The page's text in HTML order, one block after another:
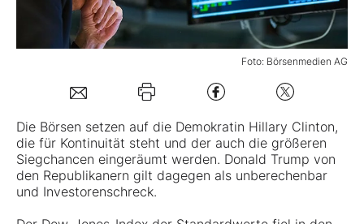
Mein Konto
Folgen Sie uns
Kontakt
Foto: Börsenmedien AG
Die Börsen setzen auf die Demokratin Hillary Clinton,
die für Kontinuität steht und der auch die größeren
Siegchancen eingeräumt werden. Donald Trump von
den Republikanern gilt dagegen als unberechenbar
und Investorenschreck.